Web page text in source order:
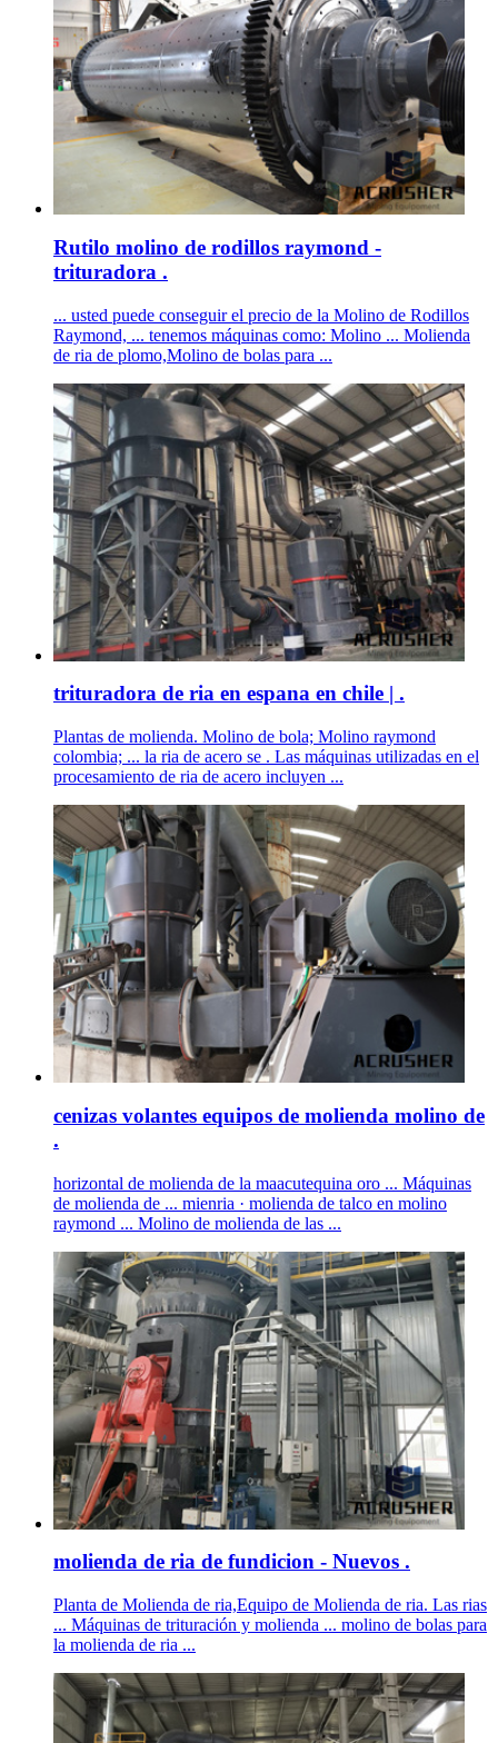
Rutilo molino de rodillos raymond -
trituradora .
... usted puede conseguir el precio de la Molino de Rodillos
Raymond, ... tenemos máquinas como: Molino ... Molienda
de ria de plomo,Molino de bolas para ...
trituradora de ria en espana en chile | .
Plantas de molienda. Molino de bola; Molino raymond
colombia; ... la ria de acero se . Las máquinas utilizadas en el
procesamiento de ria de acero incluyen ...
cenizas volantes equipos de molienda molino de
.
horizontal de molienda de la maacutequina oro ... Máquinas
de molienda de ... mienria · molienda de talco en molino
raymond ... Molino de molienda de las ...
molienda de ria de fundicion - Nuevos .
Planta de Molienda de ria,Equipo de Molienda de ria. Las rias
... Máquinas de trituración y molienda ... molino de bolas para
la molienda de ria ...